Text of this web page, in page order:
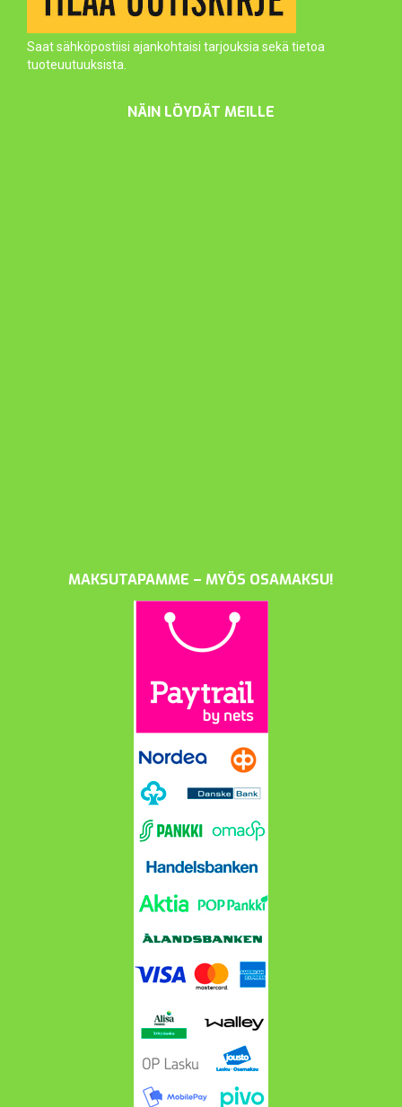
Saat sähköpostiisi ajankohtaisi tarjouksia sekä tietoa
tuoteuutuuksista.
NÄIN LÖYDÄT MEILLE
MAKSUTAPAMME – MYÖS OSAMAKSU!